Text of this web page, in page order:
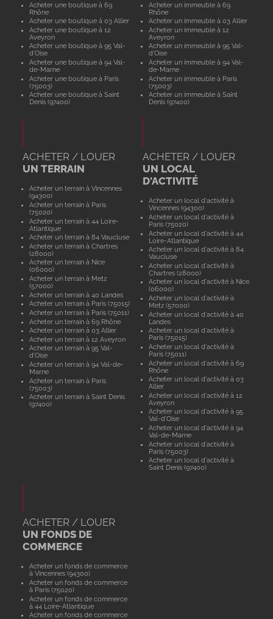
Acheter une boutique à 69
Rhône
Acheter une boutique à 03 Allier
Acheter une boutique à 12
Aveyron
Acheter une boutique à 95 Val-
d'Oise
Acheter une boutique à 94 Val-
de-Marne
Acheter une boutique à Paris
(75003)
Acheter une boutique à Saint
Denis (97400)
Acheter un immeuble à 69
Rhône
Acheter un immeuble à 03 Allier
Acheter un immeuble à 12
Aveyron
Acheter un immeuble à 95 Val-
d'Oise
Acheter un immeuble à 94 Val-
de-Marne
Acheter un immeuble à Paris
(75003)
Acheter un immeuble à Saint
Denis (97400)
ACHETER / LOUER
UN TERRAIN
Acheter un terrain à Vincennes
(94300)
Acheter un terrain à Paris
(75020)
Acheter un terrain à 44 Loire-
Atlantique
Acheter un terrain à 84 Vaucluse
Acheter un terrain à Chartres
(28000)
Acheter un terrain à Nice
(06000)
Acheter un terrain à Metz
(57000)
Acheter un terrain à 40 Landes
Acheter un terrain à Paris (75015)
Acheter un terrain à Paris (75011)
Acheter un terrain à 69 Rhône
Acheter un terrain à 03 Allier
Acheter un terrain à 12 Aveyron
Acheter un terrain à 95 Val-
d'Oise
Acheter un terrain à 94 Val-de-
Marne
Acheter un terrain à Paris
(75003)
Acheter un terrain à Saint Denis
(97400)
ACHETER / LOUER
UN LOCAL
D'ACTIVITÉ
Acheter un local d'activité à
Vincennes (94300)
Acheter un local d'activité à
Paris (75020)
Acheter un local d'activité à 44
Loire-Atlantique
Acheter un local d'activité à 84
Vaucluse
Acheter un local d'activité à
Chartres (28000)
Acheter un local d'activité à Nice
(06000)
Acheter un local d'activité à
Metz (57000)
Acheter un local d'activité à 40
Landes
Acheter un local d'activité à
Paris (75015)
Acheter un local d'activité à
Paris (75011)
Acheter un local d'activité à 69
Rhône
Acheter un local d'activité à 03
Allier
Acheter un local d'activité à 12
Aveyron
Acheter un local d'activité à 95
Val-d'Oise
Acheter un local d'activité à 94
Val-de-Marne
Acheter un local d'activité à
Paris (75003)
Acheter un local d'activité à
Saint Denis (97400)
ACHETER / LOUER
UN FONDS DE
COMMERCE
Acheter un fonds de commerce
à Vincennes (94300)
Acheter un fonds de commerce
à Paris (75020)
Acheter un fonds de commerce
à 44 Loire-Atlantique
Acheter un fonds de commerce